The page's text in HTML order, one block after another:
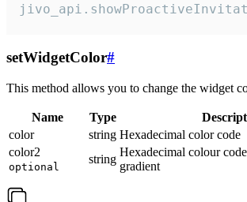
setWidgetColor#
This method allows you to change the widget
Name Type
color
string Hexadecimal color code
color2
optional
string
Hexadecimal colour
gradient